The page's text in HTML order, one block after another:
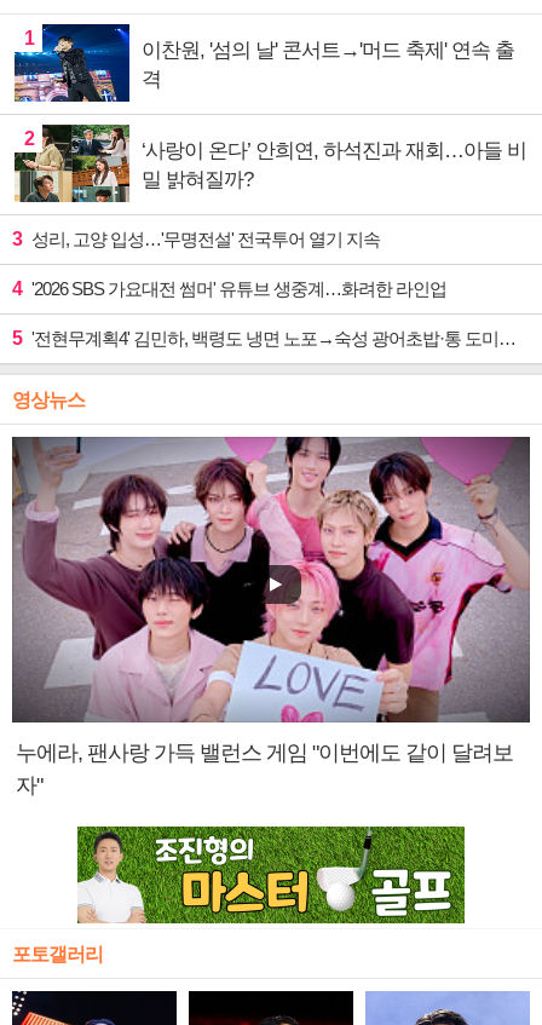
1
이찬원, '섬의 날' 콘서트→'머드 축제' 연속 출
격
2
‘사랑이 온다’ 안희연, 하석진과 재회…아들 비
밀 밝혀질까?
3 성리, 고양 입성…'무명전설' 전국투어 열기 지속
4 '2026 SBS 가요대전 썸머' 유튜브 생중계…화려한 라인업
5 '전현무계획4' 김민하, 백령도 냉면 노포→숙성 광어초밥·통 도미찜 맛집 탐방
영상뉴스
누에라, 팬사랑 가득 밸런스 게임 "이번에도 같이 달려보
자"
포토갤러리